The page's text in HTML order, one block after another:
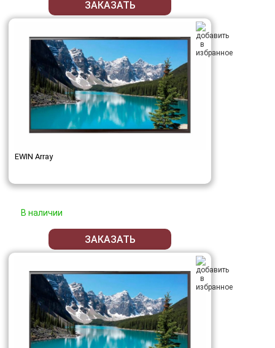
ЗАКАЗАТЬ
EWIN Array
В наличии
ЗАКАЗАТЬ